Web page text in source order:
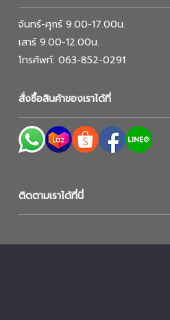
จันทร์-ศุกร์ 9.00-17.00น.
เสาร์ 9.00-12.00น.
โทรศัพท์: 063-852-0291
สั่งซื้อสินค้าของเราได้ที่
ติดตามเราได้ที่นี่